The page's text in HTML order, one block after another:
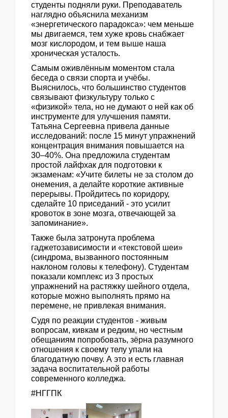
студенты подняли руки. Преподаватель
наглядно объяснила механизм
«энергетического парадокса»: чем меньше
мы двигаемся, тем хуже кровь снабжает
мозг кислородом, и тем выше наша
хроническая усталость.
Самым оживлённым моментом стала
беседа о связи спорта и учёбы.
Выяснилось, что большинство студентов
связывают физкультуру только с
«физикой» тела, но не думают о ней как об
инструменте для улучшения памяти.
Татьяна Сергеевна привела данные
исследований: после 15 минут упражнений
концентрация внимания повышается на
30–40%. Она предложила студентам
простой лайфхак для подготовки к
экзаменам: «Учите билеты не за столом до
онемения, а делайте короткие активные
перерывы. Пройдитесь по коридору,
сделайте 10 приседаний - это усилит
кровоток в зоне мозга, отвечающей за
запоминание».
Также была затронута проблема
гаджетозависимости и «текстовой шеи»
(синдрома, вызванного постоянным
наклоном головы к телефону). Студентам
показали комплекс из 3 простых
упражнений на растяжку шейного отдела,
которые можно выполнять прямо на
перемене, не привлекая внимания.
Судя по реакции студентов - живым
вопросам, кивкам и редким, но честным
обещаниям попробовать, зёрна разумного
отношения к своему телу упали на
благодатную почву. А это и есть главная
задача воспитательной работы
современного колледжа.
#НГГПК